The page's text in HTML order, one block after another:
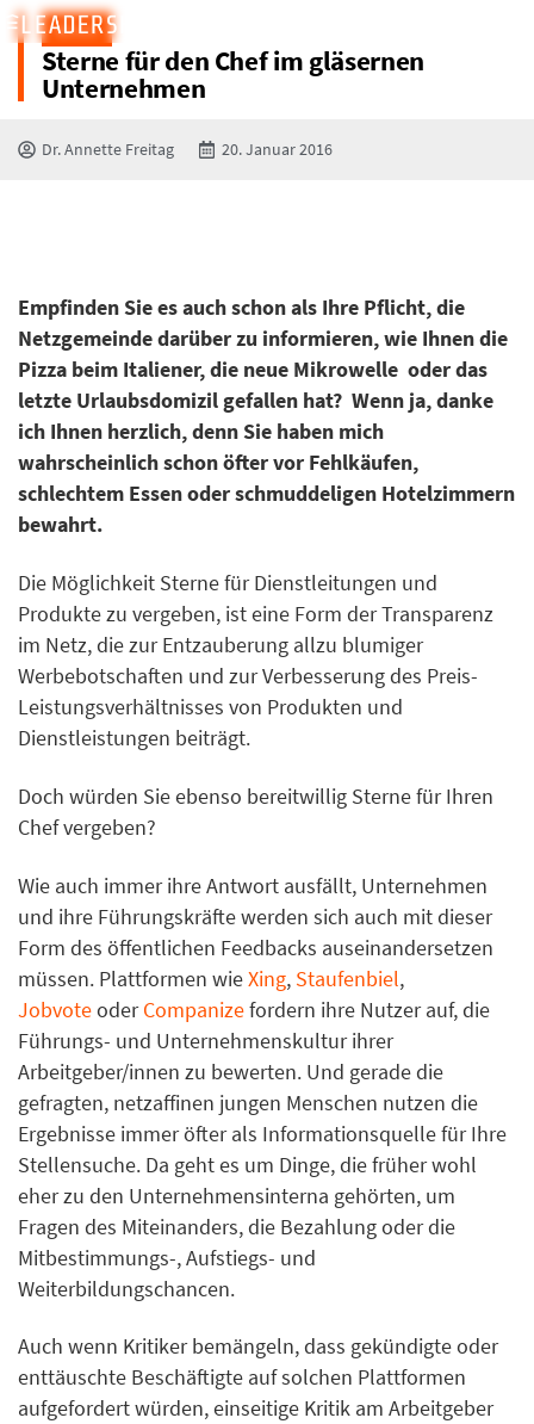
BLOG
Sterne für den Chef im gläsernen
Unternehmen
Dr. Annette Freitag 20. Januar 2016
Empfinden Sie es auch schon als Ihre Pflicht, die
Netzgemeinde darüber zu informieren, wie Ihnen die
Pizza beim Italiener, die neue Mikrowelle oder das
letzte Urlaubsdomizil gefallen hat? Wenn ja, danke
ich Ihnen herzlich, denn Sie haben mich
wahrscheinlich schon öfter vor Fehlkäufen,
schlechtem Essen oder schmuddeligen Hotelzimmern
bewahrt.
Die Möglichkeit Sterne für Dienstleitungen und
Produkte zu vergeben, ist eine Form der Transparenz
im Netz, die zur Entzauberung allzu blumiger
Werbebotschaften und zur Verbesserung des Preis-
Leistungsverhältnisses von Produkten und
Dienstleistungen beiträgt.
Doch würden Sie ebenso bereitwillig Sterne für Ihren
Chef vergeben?
Wie auch immer ihre Antwort ausfällt, Unternehmen
und ihre Führungskräfte werden sich auch mit dieser
Form des öffentlichen Feedbacks auseinandersetzen
müssen. Plattformen wieXing, Staufenbiel,
JobvoteoderCompanizefordern ihre Nutzer auf, die
Führungs- und Unternehmenskultur ihrer
Arbeitgeber/innen zu bewerten. Und gerade die
gefragten, netzaffinen jungen Menschen nutzen die
Ergebnisse immer öfter als Informationsquelle für Ihre
Stellensuche. Da geht es um Dinge, die früher wohl
eher zu den Unternehmensinterna gehörten, um
Fragen des Miteinanders, die Bezahlung oder die
Mitbestimmungs-, Aufstiegs- und
Weiterbildungschancen.
Auch wenn Kritiker bemängeln, dass gekündigte oder
enttäuschte Beschäftigte auf solchen Plattformen
aufgefordert würden, einseitige Kritik am Arbeitgeber